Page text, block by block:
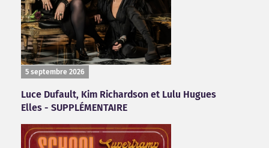
5 septembre 2026
Luce Dufault, Kim Richardson et Lulu Hugues
Elles - SUPPLÉMENTAIRE